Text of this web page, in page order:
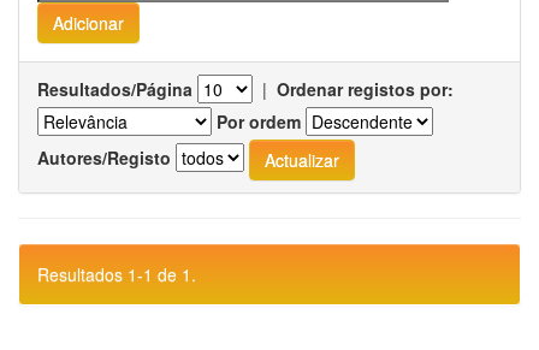
Resultados/Página | Ordenar registos por:
Por ordem
Autores/Registo
Resultados 1-1 de 1.